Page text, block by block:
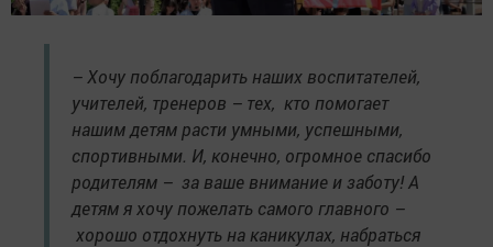
– Хочу поблагодарить наших воспитателей,
учителей, тренеров – тех, кто помогает
нашим детям расти умными, успешными,
спортивными. И, конечно, огромное спасибо
родителям – за ваше внимание и заботу! А
детям я хочу пожелать самого главного –
хорошо отдохнуть на каникулах, набраться